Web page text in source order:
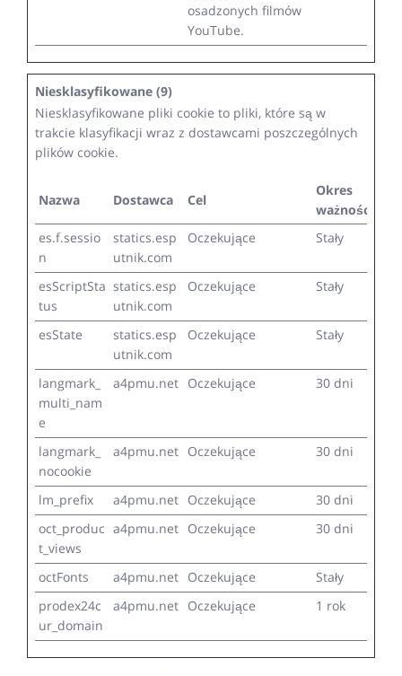
osadzonych filmów
YouTube.
Niesklasyfikowane (9)
Niesklasyfikowane pliki cookie to pliki, które są w
trakcie klasyfikacji wraz z dostawcami poszczególnych
plików cookie.
Nazwa Dostawca Cel
Okres
ważności
es.f.sessio
n
statics.esp
utnik.com
Oczekujące Stały
esScriptSta
tus
statics.esp
utnik.com
Oczekujące Stały
esState
statics.esp
utnik.com
Oczekujące Stały
langmark_
multi_nam
e
a4pmu.net Oczekujące 30 dni
langmark_
nocookie
a4pmu.net Oczekujące 30 dni
lm_prefix a4pmu.net Oczekujące
30 dni
oct_produc
t_views
a4pmu.net Oczekujące 30 dni
octFonts a4pmu.net Oczekujące
Stały
prodex24c
ur_domain
a4pmu.net Oczekujące 1 rok